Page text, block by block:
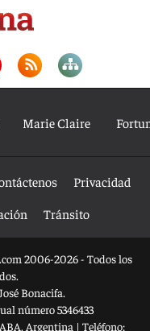
Marie Claire
Privacidad
Tránsito
2006-2026 - Todos los
Bonacifa.
número 5346433
Argentina | Teléfono: